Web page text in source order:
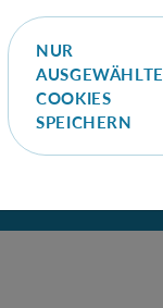
Barrierefreiheit
NUR
AUSGEWÄHLTE
COOKIES
SPEICHERN